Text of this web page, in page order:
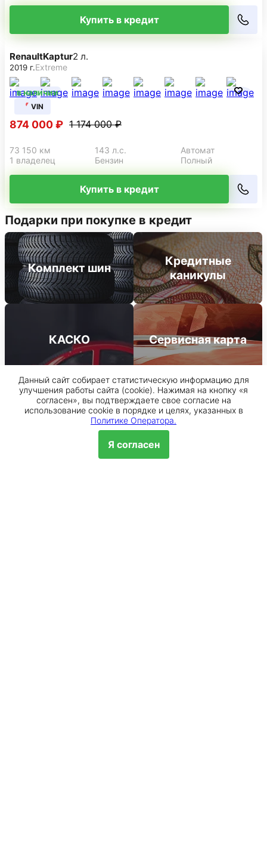
883 000 ₽ 1 183 000 ₽
70 100 км 143 л.с.
Автомат
1 владелец
Бензин Полный
Купить в кредит
RenaultKaptur
2019 г.Extreme
874 000 ₽ 1 174 000 ₽
73 150 км 143 л.с.
Автомат
1 владелец
Бензин Полный
Купить в кредит
Подарки при покупке в кредит
Кредитные
каникулы
Сервисная карта
Данный сайт собирает статистическую информацию для
улучшения работы сайта (cookie). Нажимая на кнопку «я
согласен», вы подтверждаете свое согласие на
использование cookie в порядке и целях, указанных в
Политике Оператора.
Я согласен